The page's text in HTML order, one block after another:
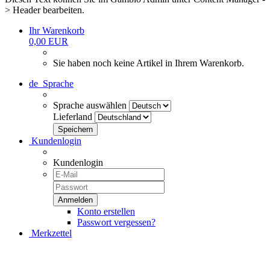
> Header bearbeiten.
Ihr Warenkorb
0,00 EUR
Sie haben noch keine Artikel in Ihrem Warenkorb.
de Sprache
Sprache auswählen
Lieferland
Kundenlogin
Kundenlogin
Konto erstellen
Passwort vergessen?
Merkzettel